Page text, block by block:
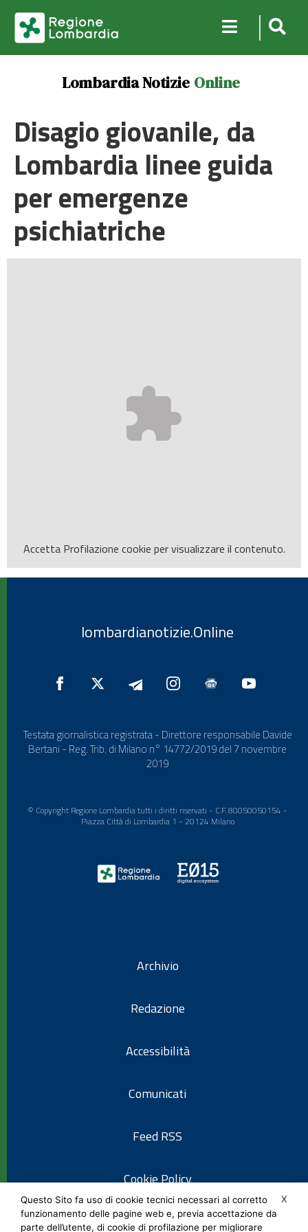
Lombardia Notizie Online
Disagio giovanile, da
Lombardia linee guida
per emergenze
psichiatriche
Accetta Profilazione cookie per visualizzare il contenuto.
lombardianotizie.Online
Testata giornalistica registrata - Direttore responsabile Davide
Bertani - Reg. Trib. di Milano n° 14772/2019 del 7 novembre
2019
© Copyright Regione Lombardia tutti i diritti riservati - C.F. 80050050154 -
Piazza Città di Lombardia 1 - 20124 Milano
Archivio
Redazione
Accessibilità
Comunicati
Feed RSS
Cookie Policy
Informativa privacy
X
Questo Sito fa uso di cookie tecnici necessari al corretto
funzionamento delle pagine web e, previa accettazione da
parte dell’utente, di cookie di profilazione per migliorare